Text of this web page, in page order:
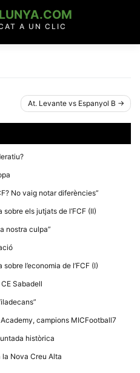
A UN CLIC
At. Levante vs Espanyol B
No vaig notar diferències”
sobre els jutjats de l’FCF (II)
nostra culpa”
sobre l’economia de l’FCF (I)
Sabadell
campions MICFootball7
històrica
Nova Creu Alta
Necessàries
Aquestes